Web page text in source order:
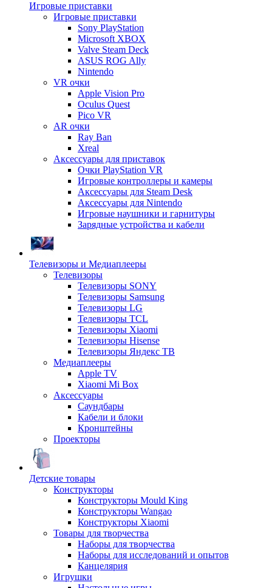
Игровые приставки
Игровые приставки
Sony PlayStation
Microsoft XBOX
Valve Steam Deck
ASUS ROG Ally
Nintendo
VR очки
Apple Vision Pro
Oculus Quest
Pico VR
AR очки
Ray Ban
Xreal
Аксессуары для приставок
Очки PlayStation VR
Игровые контроллеры и камеры
Аксессуары для Steam Desk
Аксессуары для Nintendo
Игровые наушники и гарнитуры
Зарядные устройства и кабели
Телевизоры и Медиаплееры
Телевизоры
Телевизоры SONY
Телевизоры Samsung
Телевизоры LG
Телевизоры TCL
Телевизоры Xiaomi
Телевизоры Hisense
Телевизоры Яндекс ТВ
Медиаплееры
Apple TV
Xiaomi Mi Box
Аксессуары
Саундбары
Кабели и блоки
Кронштейны
Проекторы
Детские товары
Конструкторы
Конструкторы Mould King
Конструкторы Wangao
Конструкторы Xiaomi
Товары для творчества
Наборы для творчества
Наборы для исследований и опытов
Канцелярия
Игрушки